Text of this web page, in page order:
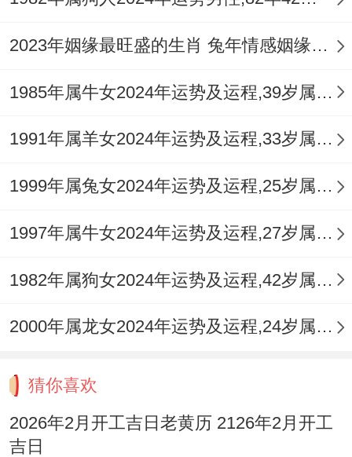
运，使官印之力得以彰显，日常多穿着黑
色、蓝色或白色衣物，佩戴金属饰品，从五
劫），从而自然削弱小人气场。
三、财富运势：正财稳固与偏财风险的博弈
3.1 2026年的财运总体趋势怎样？
分收获」 的稳健型，正财方面因食神生财，
通过本职工作、专业技能获得的收入稳定，
劫虎视眈眈，投资投机之事风险极高，容易
有亏损或被他人牵连破财，全年财运呈现
「前紧后松」之势，年初木火旺时开支大、
2023年姻缘最旺盛的生肖 兔年情感姻缘运比较旺的属相
1985年属牛女2024年运势及运程,39岁属牛人2024全年每月运势女性如何
1991年属羊女2024年运势及运程,33岁属羊人2024全年每月运势女性如何
1999年属兔女2024年运势及运程,25岁属兔人2024全年每月运势女性如何
1997年属牛女2024年运势及运程,27岁属牛人2024全年每月运势女性如何
1982年属狗女2024年运势及运程,42岁属狗人2024全年每月运势女性如何
2000年属龙女2024年运势及运程,24岁属龙人2024全年每月运势女性如何
猜你喜欢
2026年2月开工吉日老黄历 2126年2月开工
吉日